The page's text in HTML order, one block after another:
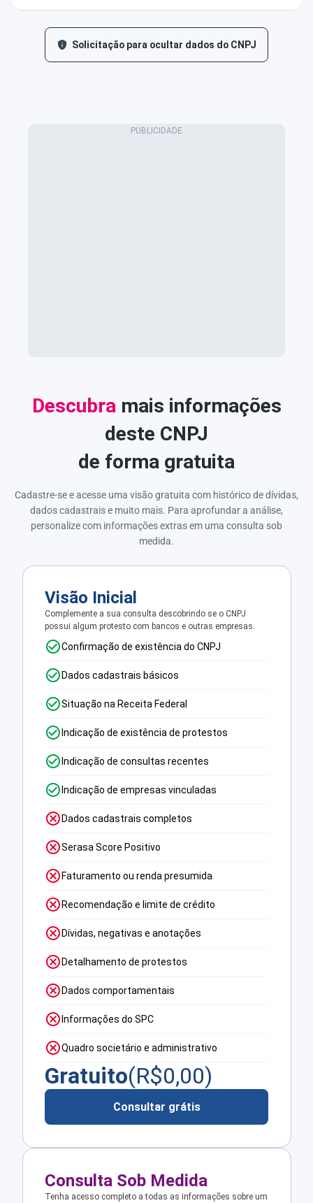
Solicitação para ocultar dados do CNPJ
Descubra mais informações
deste CNPJ
de forma gratuita
Cadastre-se e acesse uma visão gratuita com histórico de dívidas,
dados cadastrais e muito mais. Para aprofundar a análise,
personalize com informações extras em uma consulta sob
medida.
Visão Inicial
Complemente a sua consulta descobrindo se o CNPJ
possui algum protesto com bancos e outras empresas.
Confirmação de existência do CNPJ
Dados cadastrais básicos
Situação na Receita Federal
Indicação de existência de protestos
Indicação de consultas recentes
Indicação de empresas vinculadas
Dados cadastrais completos
Serasa Score Positivo
Faturamento ou renda presumida
Recomendação e limite de crédito
Dívidas, negativas e anotações
Detalhamento de protestos
Dados comportamentais
Informações do SPC
Quadro societário e administrativo
Gratuito(R$0,00)
Consultar grátis
Consulta Sob Medida
Tenha acesso completo a todas as informações sobre um